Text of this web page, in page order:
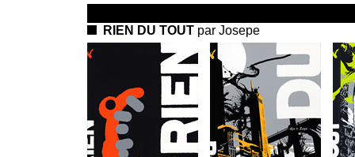
RIEN DU TOUT par Josepe